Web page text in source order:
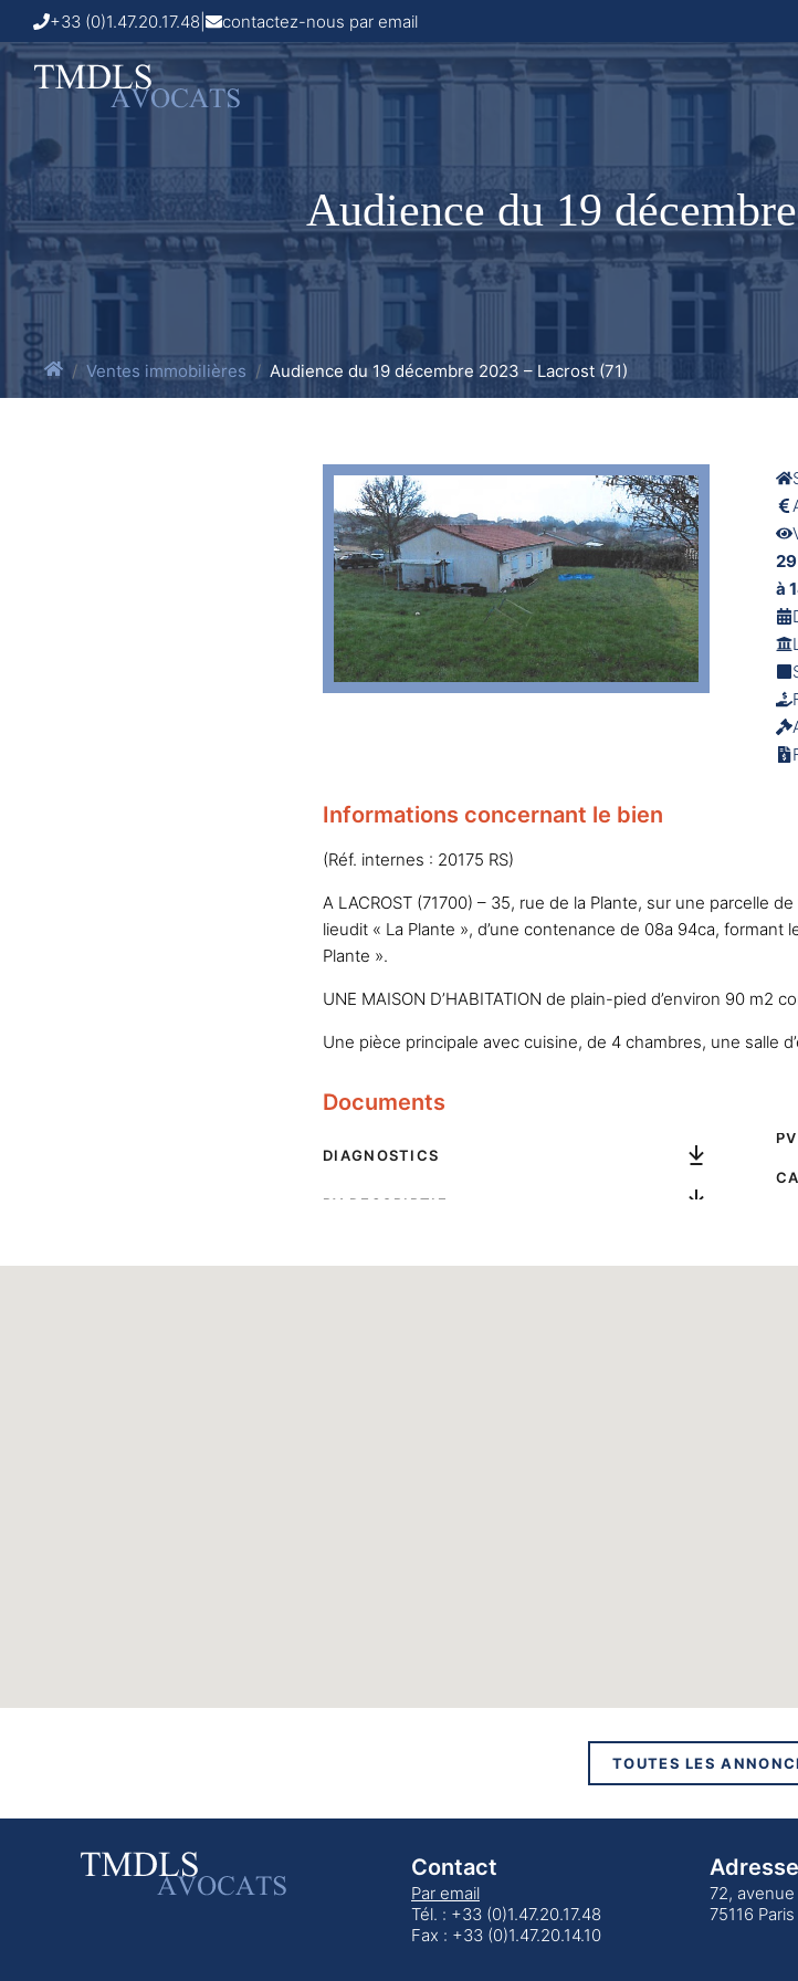
+33 (0)1.47.20.17.48 contactez-nous par email
Audience du 19
Ventes immobilières Audience du 19 décembre 2023 – Lacrost (71)
à
Informations concernant le bien
(Réf. internes : 20175 RS)
A LACROST (71700) – 35, rue de la Plante, sur une parcelle
lieudit « La Plante », d’une contenance de 08a 94ca, formant
Plante ».
UNE MAISON D’HABITATION de plain-pied d’environ 90 m2
Une pièce principale avec cuisine, de 4 chambres, une salle
Documents
DIAGNOSTICS
TOUTES LES
Contact
Par email
Tél. : +33 (0)1.47.20.17.48
Fax : +33 (0)1.47.20.14.10
Adresse
72,
75116 Paris